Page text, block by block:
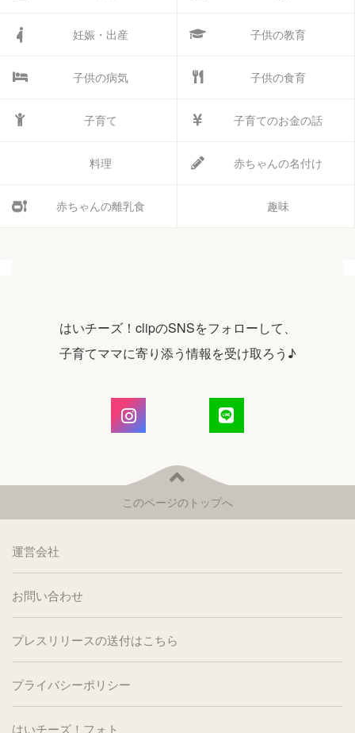
妊娠・出産 子供の教育
子供の病気 子供の食育
子育て 子育てのお金の話
料理 赤ちゃんの名付け
赤ちゃんの離乳食 趣味
はいチーズ！clipのSNSをフォローして、
子育てママに寄り添う情報を受け取ろう♪
このページのトップへ
運営会社
お問い合わせ
プレスリリースの送付はこちら
プライバシーポリシー
はいチーズ！フォト